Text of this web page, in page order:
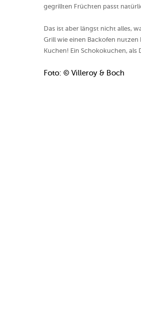
gegrillten Früchten passt
Das ist aber längst nicht alles,
Grill wie einen Backofen
Kuchen! Ein Schokokuchen,
Foto: © Villeroy & Boch